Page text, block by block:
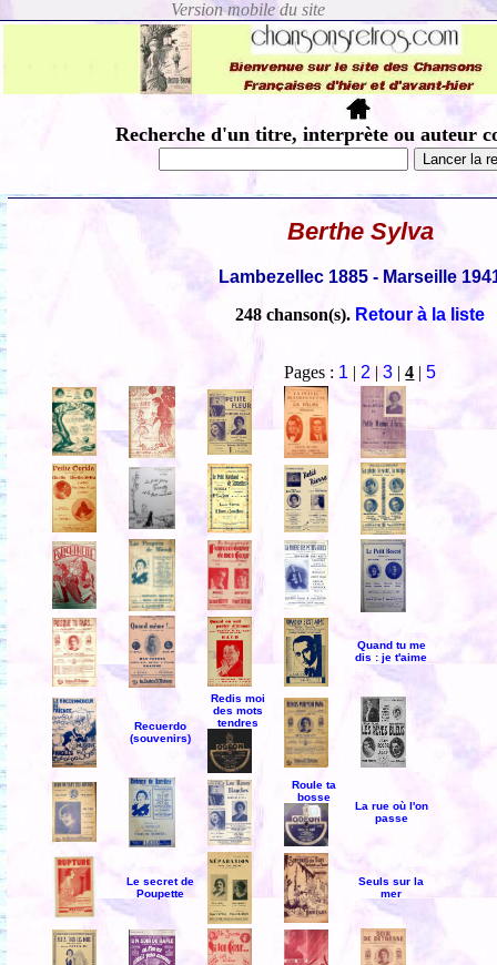
Recherche d'un titre, interprète ou auteur
Berthe Sylva
Lambezellec 1885 - Marseille
248 chanson(s). Retour à la liste
Pages : 1 | 2 |3 |4 |5
Quand tu me
dis : je t'aime
Recuerdo
(souvenirs)
Redis moi
des mots
tendres
Roule ta
bosse
La rue où l'on
passe
Le secret de
Poupette
Seuls sur la
mer